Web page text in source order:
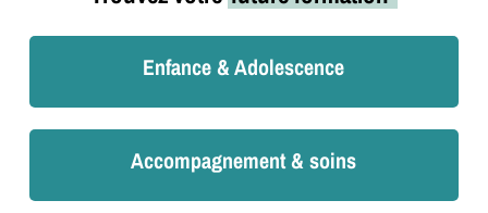
Enfance & Adolescence
Accompagnement & soins